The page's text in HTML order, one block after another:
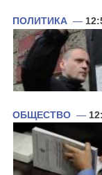
ПОЛИТИКА —
ОБЩЕСТВО —